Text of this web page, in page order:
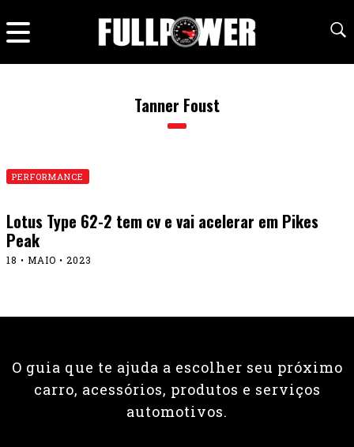
Tanner Foust
PERFORMANCE
Lotus Type 62-2 tem cv e vai acelerar em Pikes
Peak
18 • MAIO • 2023
O guia que te ajuda a escolher seu próximo
carro, acessórios, produtos e serviços
automotivos.